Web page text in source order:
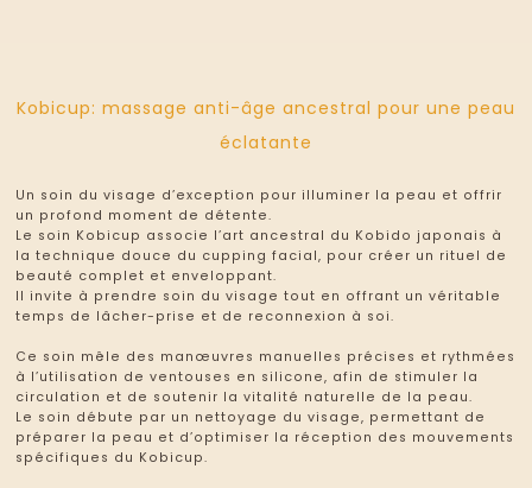
Kobicup: massage anti-âge ancestral pour une peau
éclatante
Un soin du visage d’exception pour illuminer la peau et offrir
un profond moment de détente.
Le soin Kobicup associe l’art ancestral du Kobido japonais à
la technique douce du cupping facial, pour créer un rituel de
beauté complet et enveloppant.
Il invite à prendre soin du visage tout en offrant un véritable
temps de lâcher-prise et de reconnexion à soi.
Ce soin mêle des manœuvres manuelles précises et rythmées
à l’utilisation de ventouses en silicone, afin de stimuler la
circulation et de soutenir la vitalité naturelle de la peau.
Le soin débute par un nettoyage du visage, permettant de
préparer la peau et d’optimiser la réception des mouvements
spécifiques du Kobicup.